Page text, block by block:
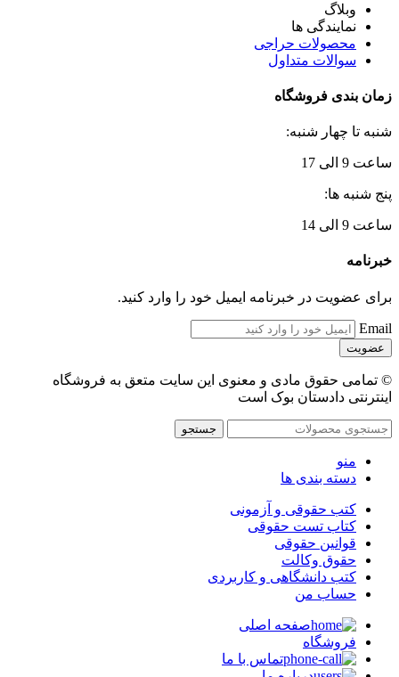
وبلاگ
نمایندگی ها
محصولات حراجی
سوالات متداول
زمان بندی فروشگاه
شنبه تا چهار شنبه:
ساعت 9 الی 17
پنج شنبه ها:
ساعت 9 الی 14
خبرنامه
برای عضویت در خبرنامه ایمیل خود را وارد کنید.
Email
© تمامی حقوق مادی و معنوی این سایت متعق به فروشگاه
اینترنتی دادستان بوک است
جستجو
منو
دسته بندی ها
کتب حقوقی و آزمونی
کتاب تست حقوقی
قوانین حقوقی
حقوق وکالت
کتب دانشگاهی و کاربردی
حساب من
صفحه اصلی
فروشگاه
تماس با ما